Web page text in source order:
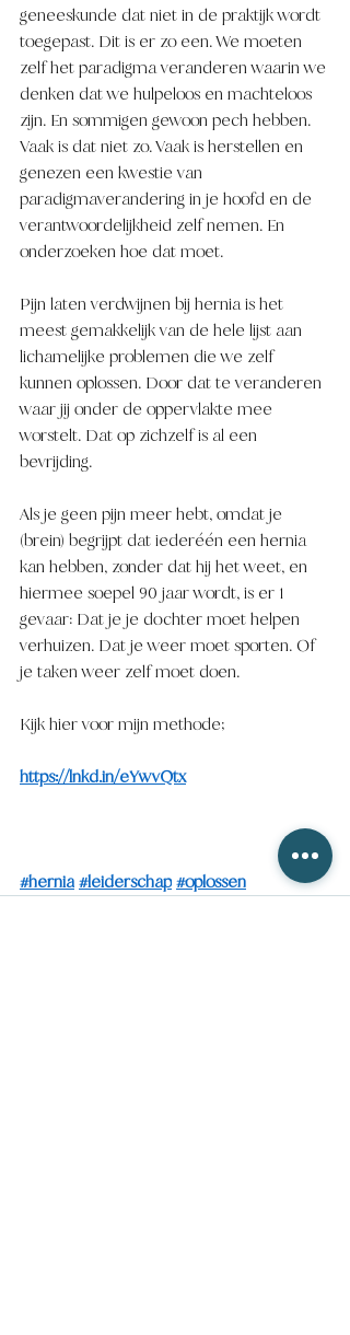
geneeskunde dat niet in de praktijk wordt
toegepast. Dit is er zo een. We moeten
zelf het paradigma veranderen waarin we
denken dat we hulpeloos en machteloos
zijn. En sommigen gewoon pech hebben.
Vaak is dat niet zo. Vaak is herstellen en
genezen een kwestie van
paradigmaverandering in je hoofd en de
verantwoordelijkheid zelf nemen. En
onderzoeken hoe dat moet.
Pijn laten verdwijnen bij hernia is het
meest gemakkelijk van de hele lijst aan
lichamelijke problemen die we zelf
kunnen oplossen. Door dat te veranderen
waar jij onder de oppervlakte mee
worstelt. Dat op zichzelf is al een
bevrijding.
Als je geen pijn meer hebt, omdat je
(brein) begrijpt dat iederéén een hernia
kan hebben, zonder dat hij het weet, en
hiermee soepel 90 jaar wordt, is er 1
gevaar: Dat je je dochter moet helpen
verhuizen. Dat je weer moet sporten. Of
je taken weer zelf moet doen.
Kijk hier voor mijn methode;
https://lnkd.in/eYwvQtx
#hernia #leiderschap #oplossen